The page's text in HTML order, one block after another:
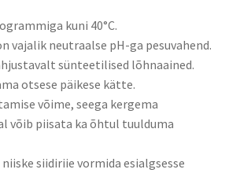
kuni 40°C.
vajalik neutraalse pH-ga pesuvahend.
sünteetilised lõhnaained.
otsese päikese kätte.
võime, seega kergema
võib piisata ka õhtul tuulduma
siidiriie vormida esialgsesse